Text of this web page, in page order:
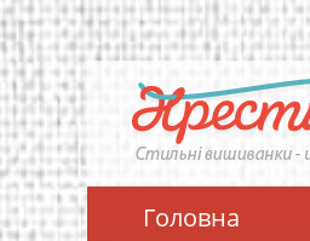
Перейти
до
основного
вмісту
Головна